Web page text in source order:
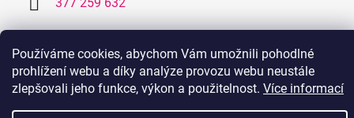
Používáme cookies, abychom Vám umožnili pohodlné
prohlížení webu a díky analýze provozu webu neustále
zlepšovali jeho funkce, výkon a použitelnost. Více informací